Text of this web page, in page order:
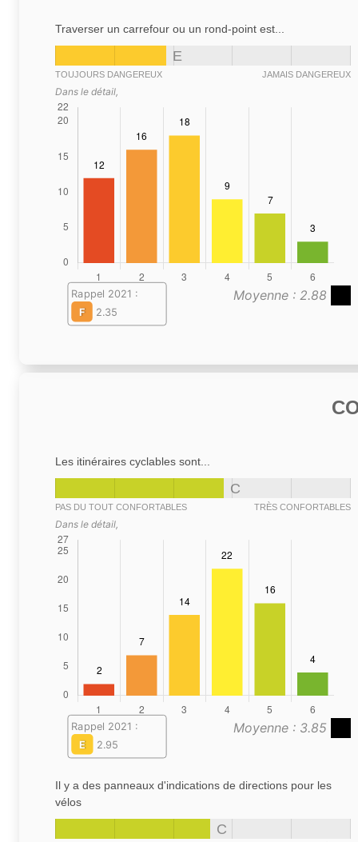
Traverser un carrefour ou un rond-point est...
E
TOUJOURS DANGEREUX JAMAIS DANGEREUX
Dans le détail,
Moyenne : 2.88
Rappel 2021 :
F
2.35
Les itinéraires cyclables sont...
C
PAS DU TOUT CONFORTABLES TRÈS CONFORTABLES
Dans le détail,
Moyenne : 3.85
Rappel 2021 :
E
2.95
Il y a des panneaux d'indications de directions pour les
vélos
C